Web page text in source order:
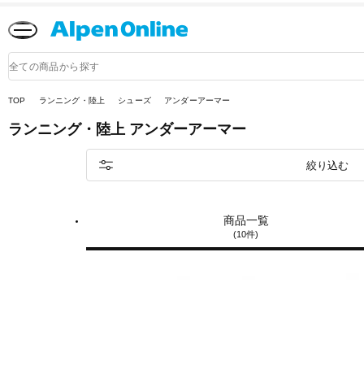
品
検
TOP
ランニング・陸上 シューズ アンダーアーマー
ランニング・陸上 アンダーアーマー
商品一覧
(10件)
絞り込む